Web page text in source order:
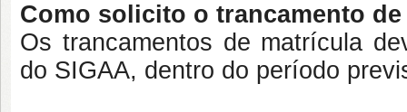
Como solicito o trancamento
Os trancamentos de matrícula
do SIGAA, dentro do período